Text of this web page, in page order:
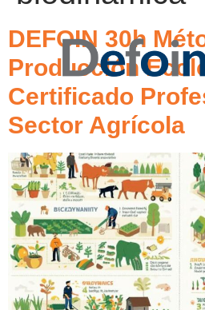
DEFOIN 30h
Producción
Certificado
Sector Agrícola